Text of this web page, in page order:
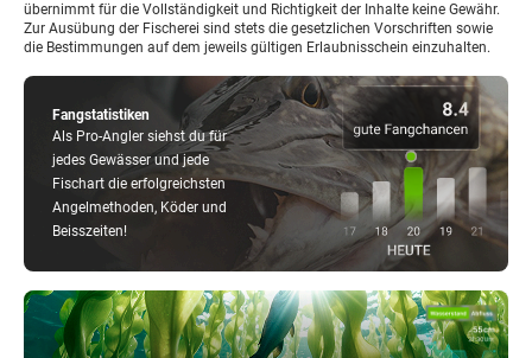
Fangstatistiken
Als Pro-Angler siehst du für
jedes Gewässer und jede
Fischart die erfolgreichsten
Angelmethoden, Köder und
Beisszeiten!
übernimmt für die Vollständigkeit und Richtigkeit der Inhalte keine Gewähr.
Zur Ausübung der Fischerei sind stets die gesetzlichen Vorschriften sowie
die Bestimmungen auf dem jeweils gültigen Erlaubnisschein einzuhalten.